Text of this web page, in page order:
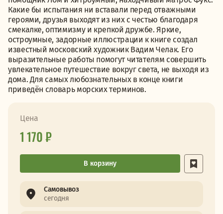
Какие бы испытания ни вставали перед отважными
героями, друзья выходят из них с честью благодаря
смекалке, оптимизму и крепкой дружбе. Яркие,
остроумные, задорные иллюстрации к книге создал
известный московский художник Вадим Челак. Его
выразительные работы помогут читателям совершить
увлекательное путешествие вокруг света, не выходя из
дома. Для самых любознательных в конце книги
приведён словарь морских терминов.
Цена
1 170 ₽
В корзину
Самовывоз
сегодня